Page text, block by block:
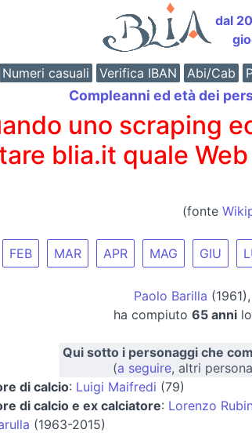
dal
Numeri casuali Verifica IBAN Abi/Cab
Compleanni ed età dei
uno scraping
blia.it quale
(fonte
FEB MAR APR MAG GIU
Paolo Barilla
ha compiuto 65 annilo
Qui sotto i personaggi che
(a seguire, altri
di calcio: Luigi Maifredi (79)
di calcio e ex calciatore: Lorenzo
(1963-2015)